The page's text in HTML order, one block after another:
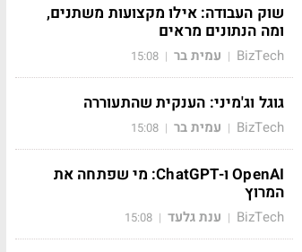
שוק העבודה: אילו מקצועות משתנים,
ומה הנתונים מראים
BizTech
| עמית בר |
15:08
גוגל וג'מיני: הענקית שהתעוררה
BizTech
| עמית בר |
15:08
OpenAI ו-ChatGPT: מי שפתחה את
המרוץ
BizTech
| ענת גלעד |
15:08